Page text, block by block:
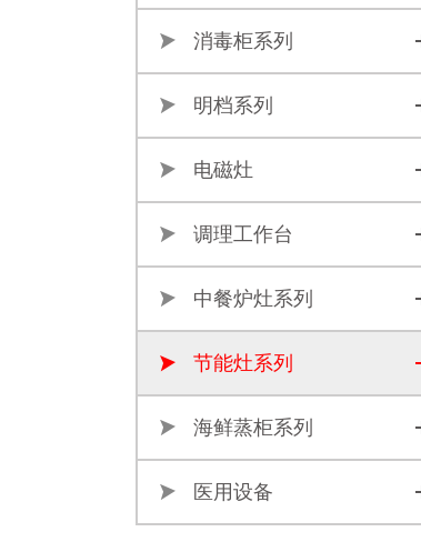
消毒柜系列
明档系列
电磁灶
调理工作台
中餐炉灶系列
节能灶系列
海鲜蒸柜系列
医用设备